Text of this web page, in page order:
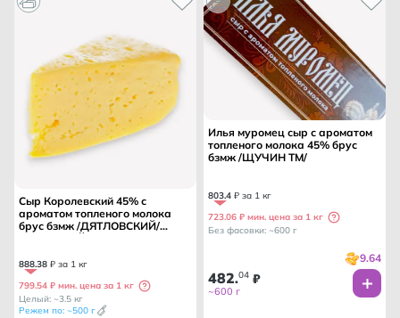
Сыр Королевский 45% с
ароматом топленого молока
брус бзмж /ДЯТЛОВСКИЙ/
888.38 ₽ за 1 кг
799.54 ₽ мин. цена за 1 кг
Целый: ~3.5 кг
Режем по: ~500 г
Илья муромец сыр с ароматом
топленого молока 45% брус
бзмж /ЩУЧИН ТМ/
803.4 ₽ за 1 кг
723.06 ₽ мин. цена за 1 кг
Без фасовки: ~600 г
9.64
482.04 ₽
~600 г